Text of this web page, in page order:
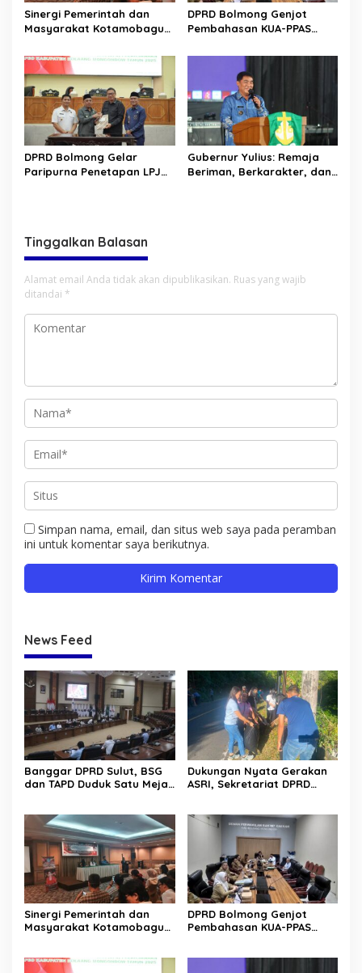
Sinergi Pemerintah dan
Masyarakat Kotamobagu
Golda Pinontoan
DPRD Bolmong Genjot
Pembahasan KUA-PPAS
DPRD Bolmong Gelar
Paripurna Penetapan LPJ
Gubernur Yulius: Remaja
Beriman, Berkarakter, dan
Tinggalkan Balasan
Alamat email Anda tidak akan dipublikasikan. Ruas yang wajib
ditandai *
Simpan nama, email, dan situs web saya pada peramban
ini untuk komentar saya berikutnya.
News Feed
Banggar DPRD Sulut, BSG
dan TAPD Duduk Satu Meja.
Dukungan Nyata Gerakan
ASRI, Sekretariat DPRD
Sinergi Pemerintah dan
Masyarakat Kotamobagu
DPRD Bolmong Genjot
Pembahasan KUA-PPAS